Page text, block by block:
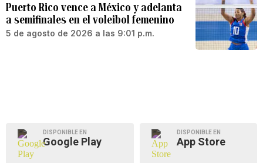
Puerto Rico vence a México y adelanta
a semifinales en el voleibol femenino
5 de agosto de 2026 a las 9:01 p.m.
DISPONIBLE EN
Google Play
DISPONIBLE EN
App Store